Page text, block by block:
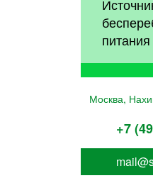
питания
Москва,
+7